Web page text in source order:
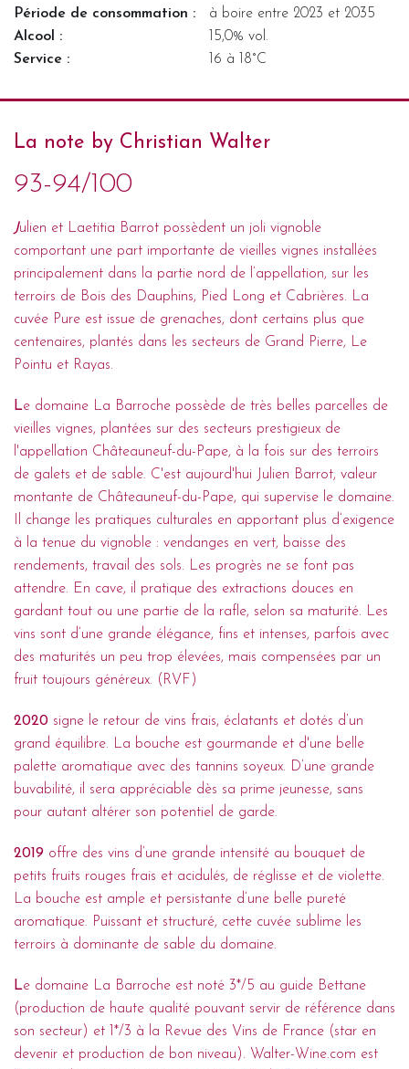
La note by Christian Walter
93-94/100
Julien et Laetitia Barrot possèdent un joli vignoble
comportant une part importante de vieilles vignes installées
principalement dans la partie nord de l’appellation, sur les
terroirs de Bois des Dauphins, Pied Long et Cabrières. La
cuvée Pure est issue de grenaches, dont certains plus que
centenaires, plantés dans les secteurs de Grand Pierre, Le
Pointu et Rayas.
Le domaine La Barroche possède de très belles parcelles de
vieilles vignes, plantées sur des secteurs prestigieux de
l'appellation Châteauneuf-du-Pape, à la fois sur des terroirs
de galets et de sable. C'est aujourd'hui Julien Barrot, valeur
montante de Châteauneuf-du-Pape, qui supervise le domaine.
Il change les pratiques culturales en apportant plus d’exigence
à la tenue du vignoble : vendanges en vert, baisse des
rendements, travail des sols. Les progrès ne se font pas
attendre. En cave, il pratique des extractions douces en
gardant tout ou une partie de la rafle, selon sa maturité. Les
vins sont d’une grande élégance, fins et intenses, parfois avec
des maturités un peu trop élevées, mais compensées par un
fruit toujours généreux. (RVF)
2020 signe le retour de vins frais, éclatants et dotés d’un
grand équilibre. La bouche est gourmande et d'une belle
palette aromatique avec des tannins soyeux. D’une grande
buvabilité, il sera appréciable dès sa prime jeunesse, sans
pour autant altérer son potentiel de garde.
2019 offre des vins d’une grande intensité au bouquet de
petits fruits rouges frais et acidulés, de réglisse et de violette.
La bouche est ample et persistante d’une belle pureté
aromatique. Puissant et structuré, cette cuvée sublime les
terroirs à dominante de sable du domaine.
Le domaine La Barroche est noté 3*/5 au guide Bettane
(production de haute qualité pouvant servir de référence dans
son secteur) et 1*/3 à la Revue des Vins de France (star en
devenir et production de bon niveau). Walter-Wine.com est
Période de consommation :
à boire entre 2023 et 2035
Alcool :
15,0% vol.
Service :
16 à 18°C